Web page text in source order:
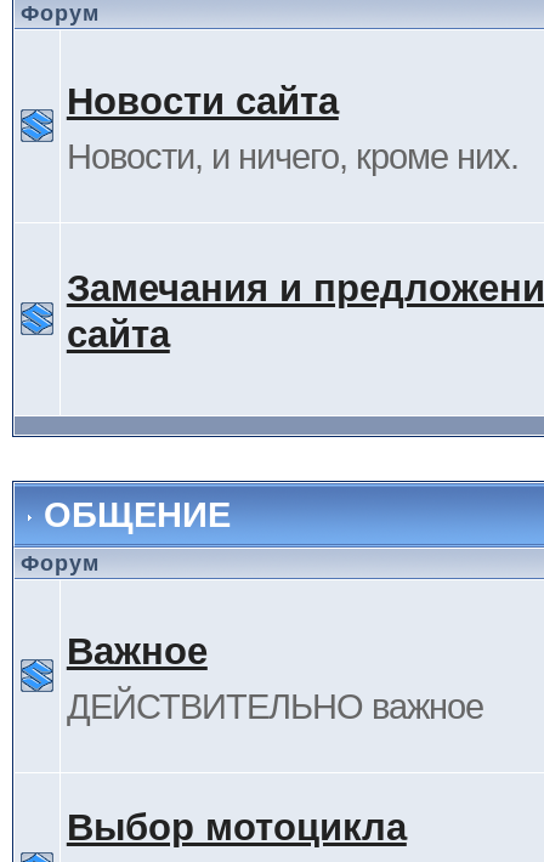
Форум
Новости сайта
Новости, и ничего, кроме них.
Замечания и
сайта
ОБЩЕНИЕ
Форум
Важное
ДЕЙСТВИТЕЛЬНО важное
Выбор мотоцикла